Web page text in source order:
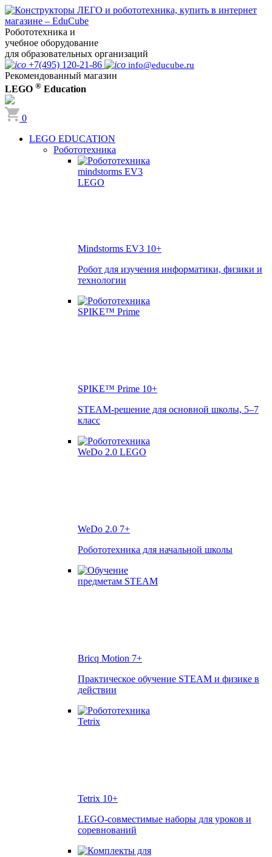
Робототехника и
учебное оборудование
для образовательных организаций
+7(495) 120-21-86
info@educube.ru
Рекомендованный магазин
LEGO ® Education
0
LEGO EDUCATION
Робототехника
Mindstorms EV3 10+
Робот для изучения информатики, физики и
технологии
SPIKE™ Prime 10+
STEAM-решение для основной школы, 5–7
класс
WeDo 2.0 7+
Робототехника для начальной школы
Bricq Motion 7+
Практическое обучение STEAM и физике в
действии
Tetrix 10+
LEGO-совместимые наборы для уроков и
соревнований